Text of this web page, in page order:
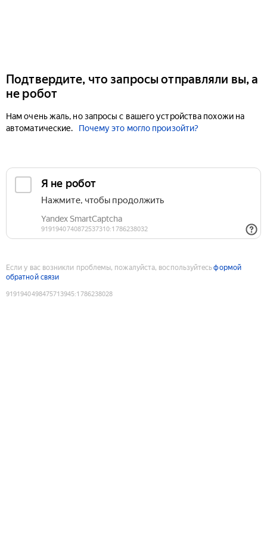
Подтвердите, что запросы отправляли вы, а
не робот
Нам очень жаль, но запросы с вашего устройства похожи на
автоматические.
Почему это могло произойти?
Если у вас возникли проблемы, пожалуйста, воспользуйтесьформой
обратной связи
9191940498475713945:1786238028